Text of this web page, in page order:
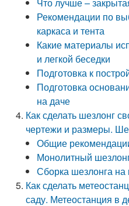
Рекомендации по
каркаса и тента
Какие материалы
и легкой беседки
Подготовка к
Подготовка
на даче
Как сделать шезлонг
чертежи и размеры.
Общие
Монолитный
Сборка шезлонга на
Как сделать
саду. Метеостанция в